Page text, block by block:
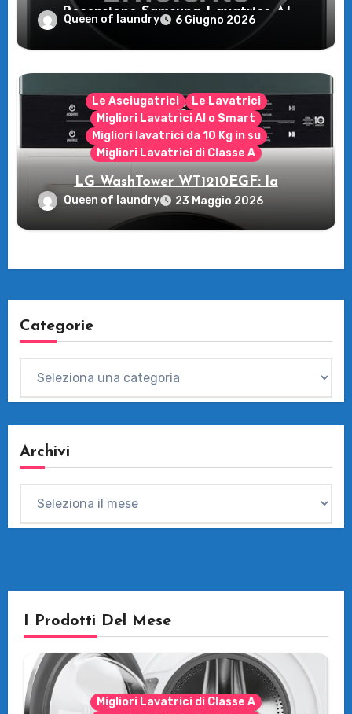
Recensione Samsung Lavatrice AI
Control: tecnologia e risparmio per il tuo
Queen of laundry 6 Giugno 2026
Le Asciugatrici
Le Lavatrici
Migliori Lavatrici AI o Smart
Migliori lavatrici da 10 Kg in su
Migliori Lavatrici di Classe A
LG WashTower WT1210EGF: la
rivoluzione intelligente per il tuo bucato!
Queen of laundry 23 Maggio 2026
Categorie
Archivi
I Prodotti Del Mese
Migliori Lavatrici di Classe A